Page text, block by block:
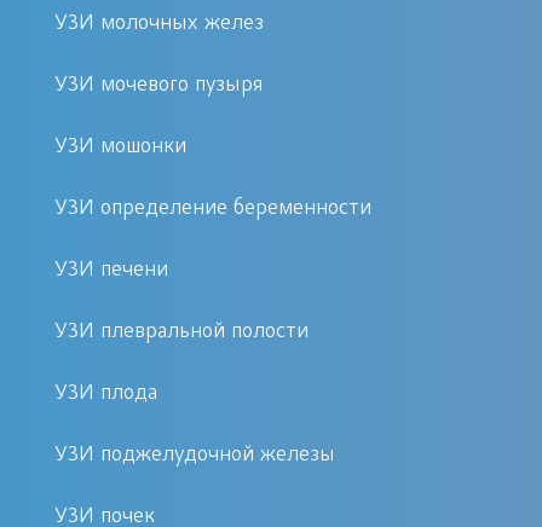
врачебное описание полученных
отображения внутреннего
выполняется в большинстве случаев
по окончанию первого триместра
формирования плода заканчивается и
Модельное усовершенствование дает
наблюдения и контроля
УЗИ молочных желез
УЗИ мочевого пузыря
УЗИ мошонки
УЗИ определение беременности
УЗИ печени
УЗИ плевральной полости
УЗИ плода
УЗИ поджелудочной железы
УЗИ почек